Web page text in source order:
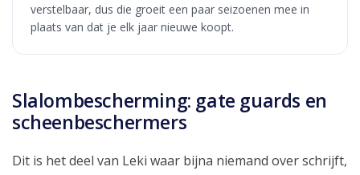
verstelbaar, dus die groeit een paar seizoenen mee in
plaats van dat je elk jaar nieuwe koopt.
Slalombescherming: gate guards en
scheenbeschermers
Dit is het deel van Leki waar bijna niemand over schrijft,